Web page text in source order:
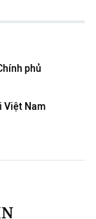
phủ
Việt Nam